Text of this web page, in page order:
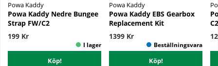
Powa Kaddy
Powa Kaddy Nedre Bungee
Strap FW/C2
199 Kr
Köp!
Powa Kaddy
Powa Kaddy EBS Gearbox
Replacement Kit
1399 Kr
Köp!